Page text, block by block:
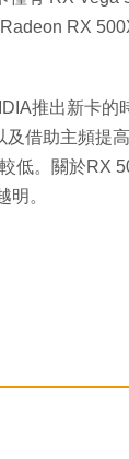
RX
推出新卡的
借助主頻提
低。關於RX
明。